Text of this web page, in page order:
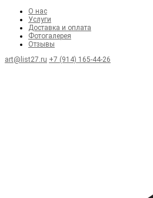
О нас
Услуги
Доставка и оплата
Фотогалерея
Отзывы
art@list27.ru +7 (914) 165-44-26